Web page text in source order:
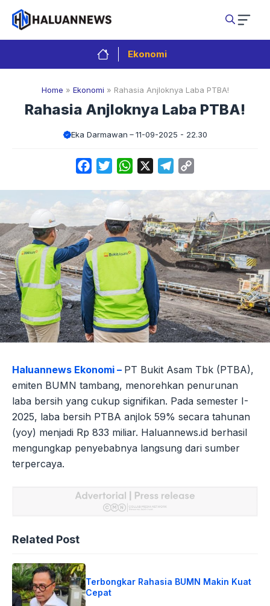
Langsung
isi
Ekonomi
Home » Ekonomi » Rahasia Anjloknya Laba PTBA!
Rahasia Anjloknya Laba PTBA!
Eka Darmawan 11-09-2025 - 22.30
FacebookTwitterWhatsApp Telegram
Haluannews Ekonomi – PT Bukit Asam Tbk (PTBA),
emiten BUMN tambang, menorehkan penurunan
laba bersih yang cukup signifikan. Pada semester I-
2025, laba bersih PTBA anjlok 59% secara tahunan
(yoy) menjadi Rp 833 miliar. Haluannews.id berhasil
mengungkap penyebabnya langsung dari sumber
terpercaya.
Related Post
Terbongkar Rahasia BUMN Makin Kuat
Cepat